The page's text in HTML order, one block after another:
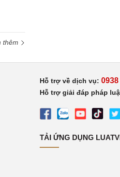
thêm
Hỗ trợ về dịch vụ: 0938
Hỗ trợ giải đáp pháp
TẢI ỨNG DỤNG